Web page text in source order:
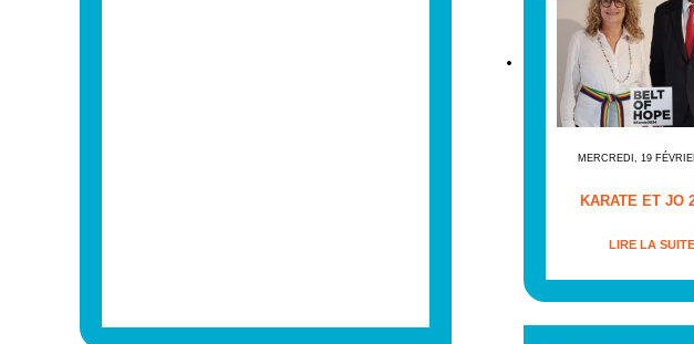
MERCREDI, 19
KARATE ET JO
LIRE LA SUITE